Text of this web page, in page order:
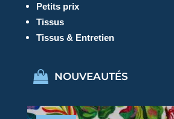
Petits prix
Tissus
Tissus & Entretien
NOUVEAUTÉS